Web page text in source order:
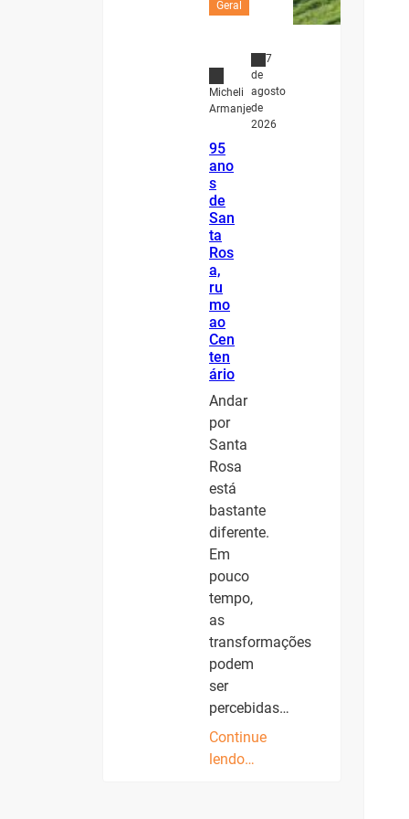
Geral
Micheli
Armanje
7
de
agosto
de
2026
95
ano
s
de
San
ta
Ros
a,
ru
mo
ao
Cen
ten
ário
Andar
por
Santa
Rosa
está
bastante
diferente.
Em
pouco
tempo,
as
transformações
podem
ser
percebidas…
Continue
lendo…